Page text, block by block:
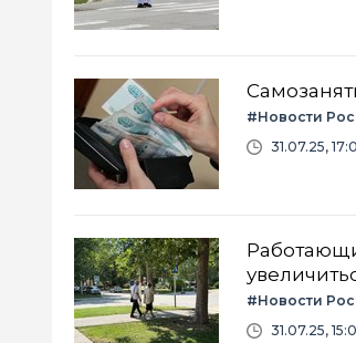
#Новости
31.07.25,
#Новости
31.07.25,